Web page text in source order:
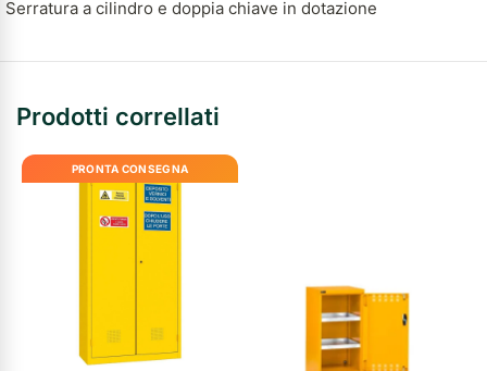
Serratura a cilindro e doppia chiave in dotazione
Prodotti correllati
PRONTA CONSEGNA